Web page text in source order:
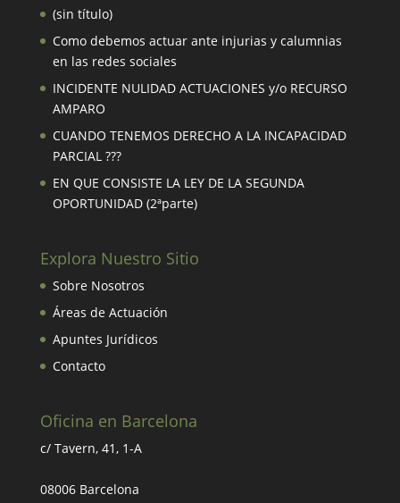
(sin título)
Como debemos actuar ante injurias y calumnias
en las redes sociales
INCIDENTE NULIDAD ACTUACIONES y/o RECURSO
AMPARO
CUANDO TENEMOS DERECHO A LA INCAPACIDAD
PARCIAL ???
EN QUE CONSISTE LA LEY DE LA SEGUNDA
OPORTUNIDAD (2ªparte)
Explora Nuestro Sitio
Sobre Nosotros
Áreas de Actuación
Apuntes Jurídicos
Contacto
Oficina en Barcelona
c/ Tavern, 41, 1-A
08006 Barcelona